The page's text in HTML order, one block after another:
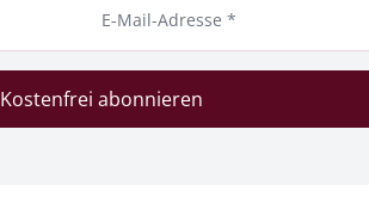
E-Mail-Adresse *
Kostenfrei abonnieren